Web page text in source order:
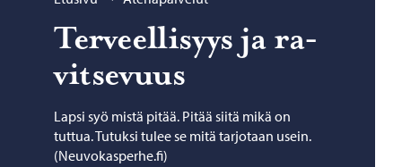
Ter­veel­li­syys ja ra­
vit­se­vuus
Lapsi syö mistä pitää. Pitää siitä mikä on
tuttua. Tutuksi tulee se mitä tarjotaan usein.
(Neuvokasperhe.fi)